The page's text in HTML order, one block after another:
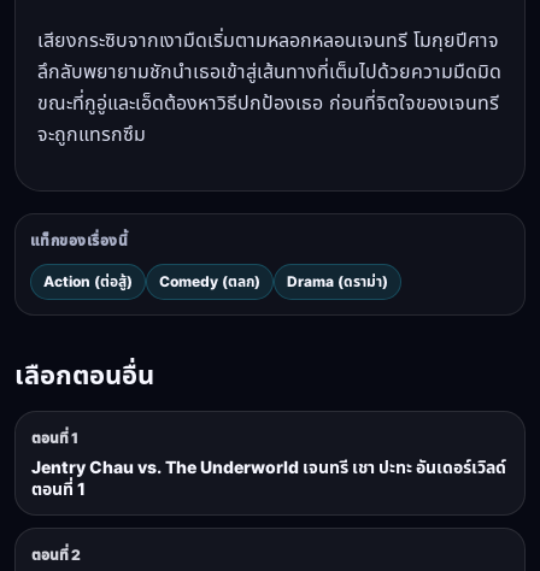
เสียงกระซิบจากเงามืดเริ่มตามหลอกหลอนเจนทรี โมกุยปีศาจ
ลึกลับพยายามชักนำเธอเข้าสู่เส้นทางที่เต็มไปด้วยความมืดมิด
ขณะที่กูอู่และเอ็ดต้องหาวิธีปกป้องเธอ ก่อนที่จิตใจของเจนทรี
จะถูกแทรกซึม
แท็กของเรื่องนี้
Action (ต่อสู้) Comedy (ตลก) Drama (ดราม่า)
เลือกตอนอื่น
ตอนที่ 1
Jentry Chau vs. The Underworld เจนทรี เชา ปะทะ อันเดอร์เวิลด์
ตอนที่ 1
ตอนที่ 2